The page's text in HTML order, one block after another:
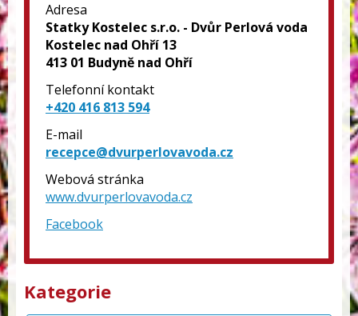
Adresa
Statky Kostelec s.r.o. - Dvůr Perlová voda
Kostelec nad Ohří 13
413 01 Budyně nad Ohří
Telefonní kontakt
+420 416 813 594
E-mail
recepce@dvurperlovavoda.cz
Webová stránka
www.dvurperlovavoda.cz
Facebook
Kategorie